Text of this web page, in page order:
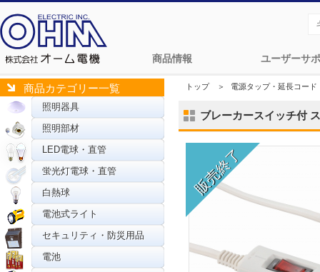
商品情報 ユーザーサ
商品カテゴリー一覧
照明器具
照明部材
LED電球・直管
蛍光灯電球・直管
白熱球
電池式ライト
セキュリティ・防災用品
電池
トップ＞ 電源タップ・延長コード
ブレーカースイッチ付